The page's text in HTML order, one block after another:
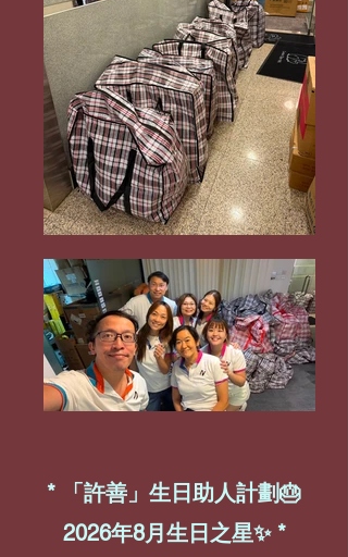
* 「許善」生日助人計劃🎂
2026年8月生日之星✨ *